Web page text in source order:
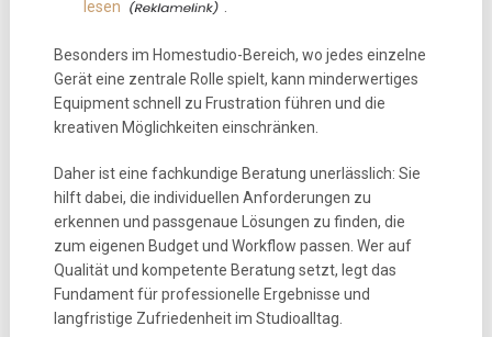
lesen
Besonders im Homestudio-Bereich, wo jedes einzelne
Gerät eine zentrale Rolle spielt, kann minderwertiges
Equipment schnell zu Frustration führen und die
kreativen Möglichkeiten einschränken.
Daher ist eine fachkundige Beratung unerlässlich: Sie
hilft dabei, die individuellen Anforderungen zu
erkennen und passgenaue Lösungen zu finden, die
zum eigenen Budget und Workflow passen. Wer auf
Qualität und kompetente Beratung setzt, legt das
Fundament für professionelle Ergebnisse und
langfristige Zufriedenheit im Studioalltag.